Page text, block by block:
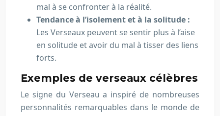
mal à se confronter à la réalité.
Tendance à l’isolement et à la solitude :
Les Verseaux peuvent se sentir plus à l’aise
en solitude et avoir du mal à tisser des liens
forts.
Exemples de verseaux célèbres
Le signe du Verseau a inspiré de nombreuses
personnalités remarquables dans le monde de